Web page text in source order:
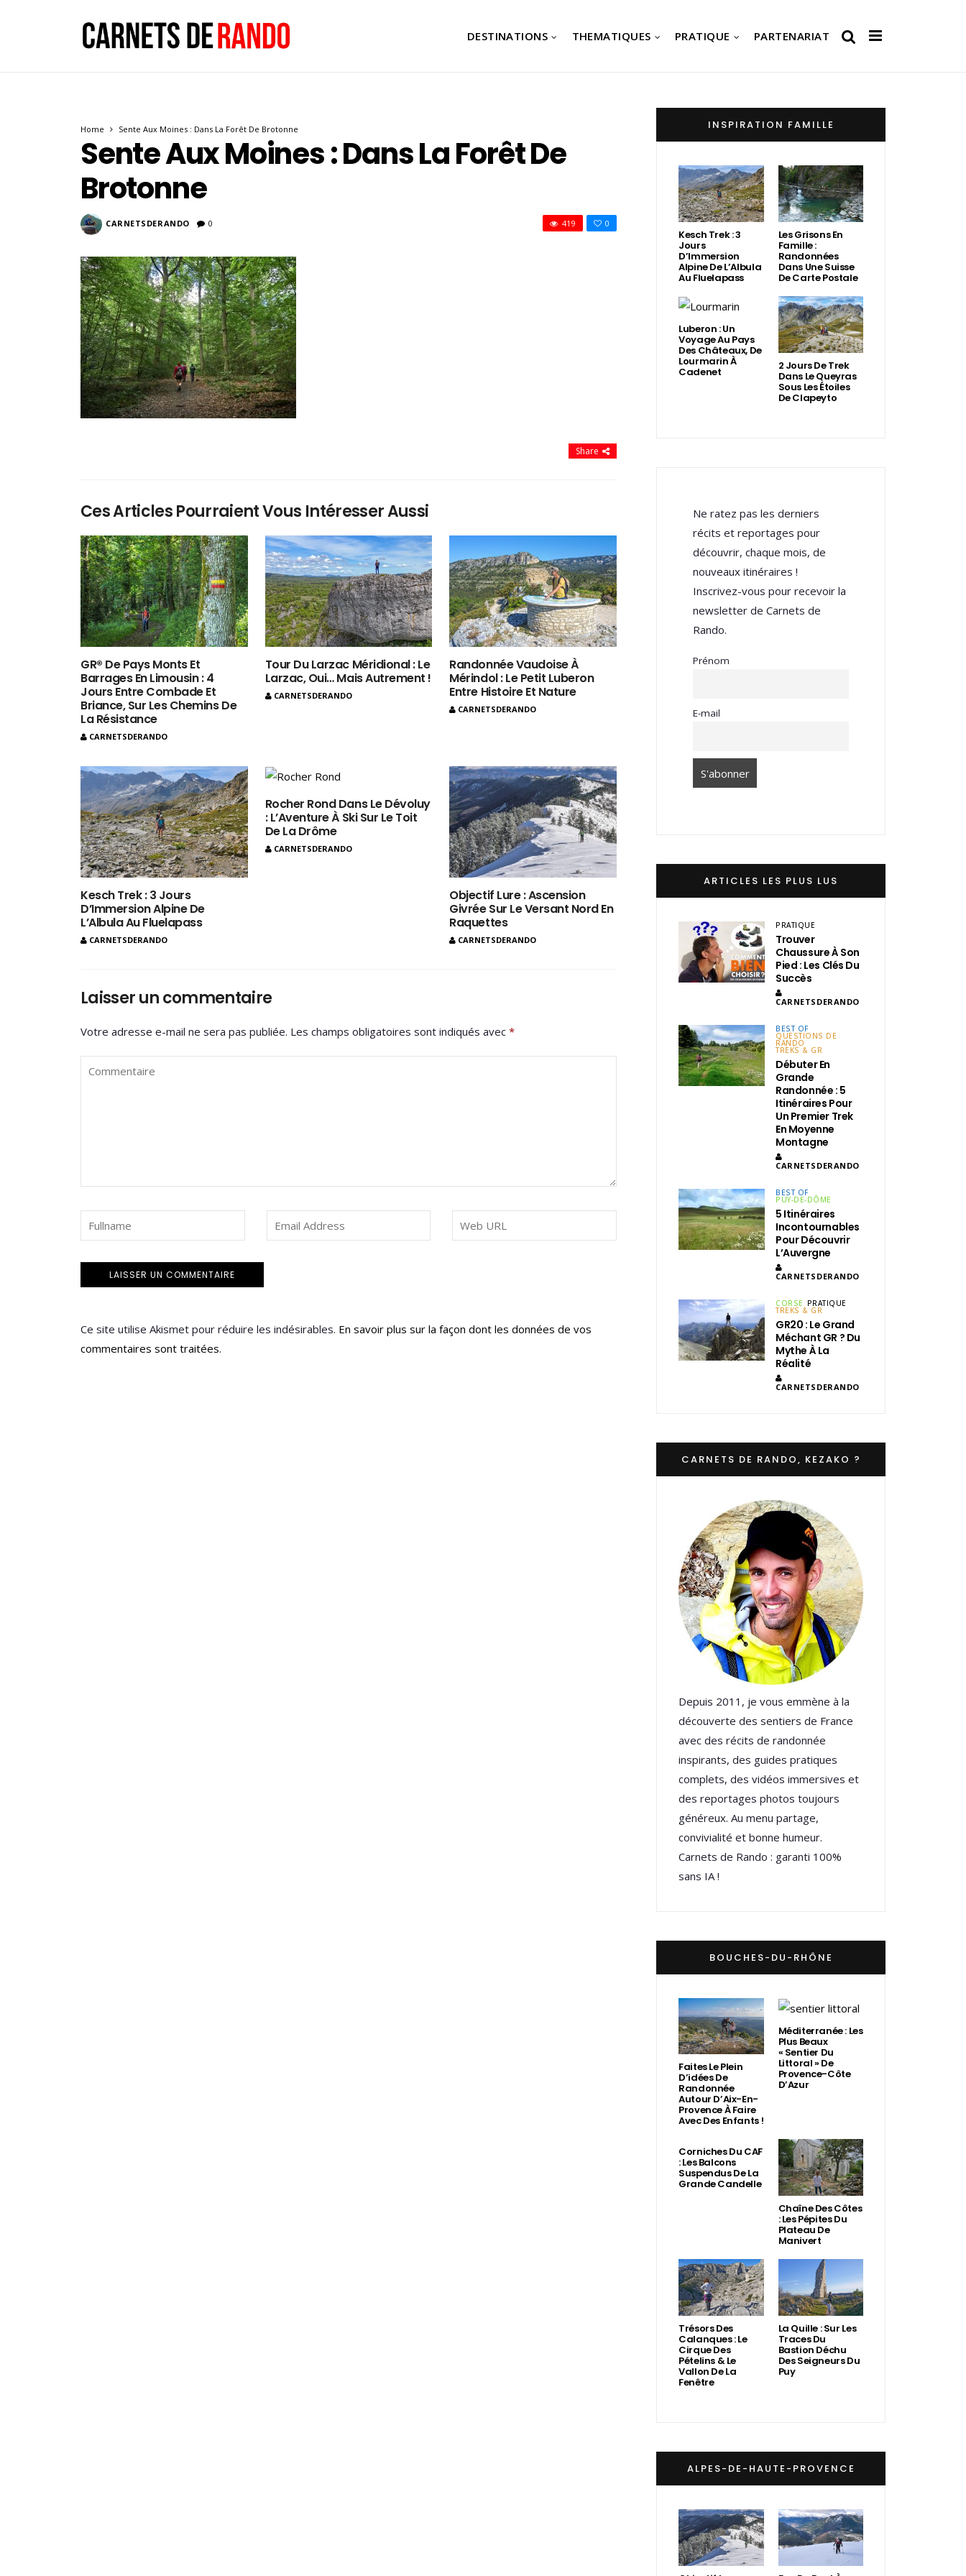
DESTINATIONS THEMATIQUES PRATIQUE PARTENARIAT
Home Sente Aux Moines : Dans La Forêt De Brotonne
Sente Aux Moines : Dans La Forêt De
Brotonne
CARNETSDERANDO 0 0
419
Share
Ces Articles Pourraient Vous Intéresser Aussi
GR® De Pays Monts Et
Barrages En Limousin : 4
Jours Entre Combade Et
Briance, Sur Les Chemins De
La Résistance
CARNETSDERANDO
Tour Du Larzac Méridional : Le
Larzac, Oui… Mais Autrement !
CARNETSDERANDO
Randonnée Vaudoise À
Mérindol : Le Petit Luberon
Entre Histoire Et Nature
CARNETSDERANDO
Kesch Trek : 3 Jours
D’Immersion Alpine De
L’Albula Au Fluelapass
CARNETSDERANDO
Rocher Rond Dans Le Dévoluy
: L’Aventure À Ski Sur Le Toit
De La Drôme
CARNETSDERANDO
Objectif Lure : Ascension
Givrée Sur Le Versant Nord En
Raquettes
CARNETSDERANDO
Laisser un commentaire
Votre adresse e-mail ne sera pas publiée. Les champs obligatoires sont indiqués avec *
Ce site utilise Akismet pour réduire les indésirables. En savoir plus sur la façon dont les données de vos
commentaires sont traitées.
INSPIRATION FAMILLE
Kesch Trek : 3
Jours
D’Immersion
Alpine De L’Albula
Au Fluelapass
Les Grisons En
Famille :
Randonnées
Dans Une Suisse
De Carte Postale
Luberon : Un
Voyage Au Pays
Des Châteaux, De
Lourmarin À
Cadenet
2 Jours De Trek
Dans Le Queyras
Sous Les Étoiles
De Clapeyto
Ne ratez pas les derniers
récits et reportages pour
découvrir, chaque mois, de
nouveaux itinéraires !
Inscrivez-vous pour recevoir la
newsletter de Carnets de
Rando.
Prénom
E-mail
ARTICLES LES PLUS LUS
PRATIQUE
Trouver
Chaussure À Son
Pied : Les Clés Du
Succès
CARNETSDERANDO
BEST OF
QUESTIONS DE
RANDO
TREKS & GR
Débuter En
Grande
Randonnée : 5
Itinéraires Pour
Un Premier Trek
En Moyenne
Montagne
CARNETSDERANDO
BEST OF
PUY-DE-DÔME
5 Itinéraires
Incontournables
Pour Découvrir
L’Auvergne
CARNETSDERANDO
CORSE PRATIQUE
TREKS & GR
GR20 : Le Grand
Méchant GR ? Du
Mythe À La
Réalité
CARNETSDERANDO
CARNETS DE RANDO, KEZAKO ?
Depuis 2011, je vous emmène à la
découverte des sentiers de France
avec des récits de randonnée
inspirants, des guides pratiques
complets, des vidéos immersives et
des reportages photos toujours
généreux. Au menu partage,
convivialité et bonne humeur.
Carnets de Rando : garanti 100%
sans IA !
BOUCHES-DU-RHÔNE
Faites Le Plein
D’idées De
Randonnée
Autour D’Aix-En-
Provence À Faire
Avec Des Enfants !
Méditerranée : Les
Plus Beaux
« Sentier Du
Littoral » De
Provence-Côte
D’Azur
Corniches Du CAF
: Les Balcons
Suspendus De La
Grande Candelle
Chaîne Des Côtes
: Les Pépites Du
Plateau De
Manivert
Trésors Des
Calanques : Le
Cirque Des
Pételins & Le
Vallon De La
Fenêtre
La Quille : Sur Les
Traces Du
Bastion Déchu
Des Seigneurs Du
Puy
ALPES-DE-HAUTE-PROVENCE